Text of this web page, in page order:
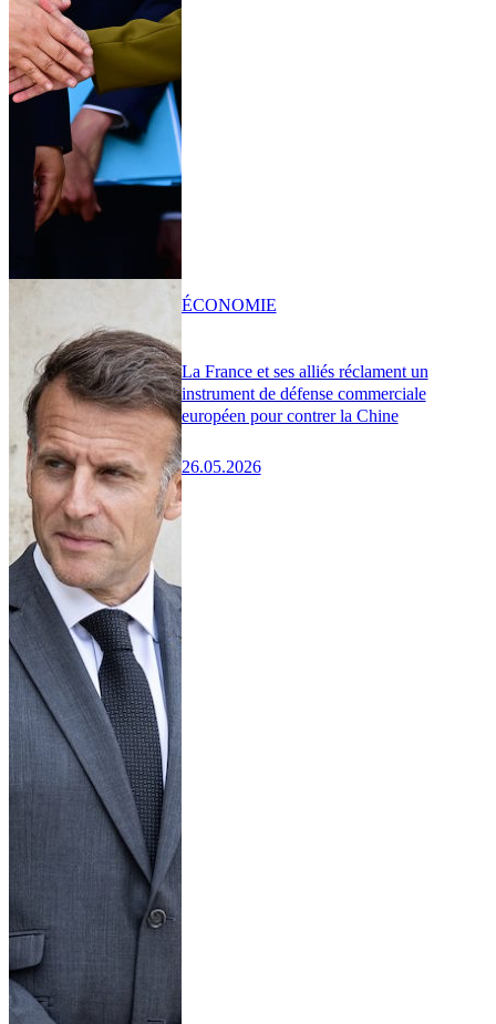
La France et ses alliés réclament un
instrument de défense commerciale
européen pour contrer la Chine
26.05.2026
ÉCONOMIE